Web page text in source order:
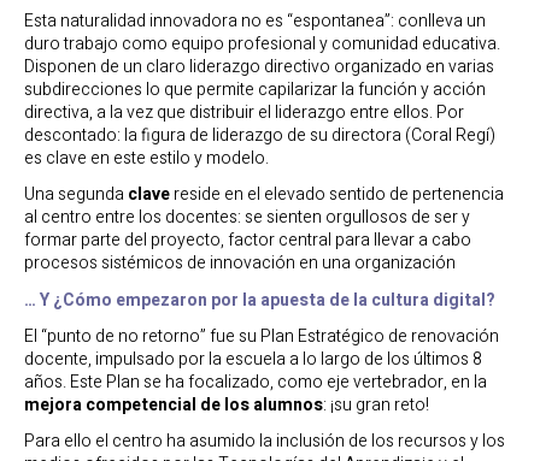
Esta naturalidad innovadora no es “espontanea”: conlleva un
duro trabajo como equipo profesional y comunidad educativa.
Disponen de un claro liderazgo directivo organizado en varias
subdirecciones lo que permite capilarizar la función y acción
directiva, a la vez que distribuir el liderazgo entre ellos. Por
descontado: la figura de liderazgo de su directora (Coral Regí)
es clave en este estilo y modelo.
Una segunda clavereside en el elevado sentido de pertenencia
al centro entre los docentes: se sienten orgullosos de ser y
formar parte del proyecto, factor central para llevar a cabo
procesos sistémicos de innovación en una organización
… Y ¿Cómo empezaron por la apuesta de la cultura digital?
El “punto de no retorno” fue su Plan Estratégico de renovación
docente, impulsado por la escuela a lo largo de los últimos 8
años. Este Plan se ha focalizado, como eje vertebrador, en la
mejora competencial de los alumnos: ¡su gran reto!
Para ello el centro ha asumido la inclusión de los recursos y los